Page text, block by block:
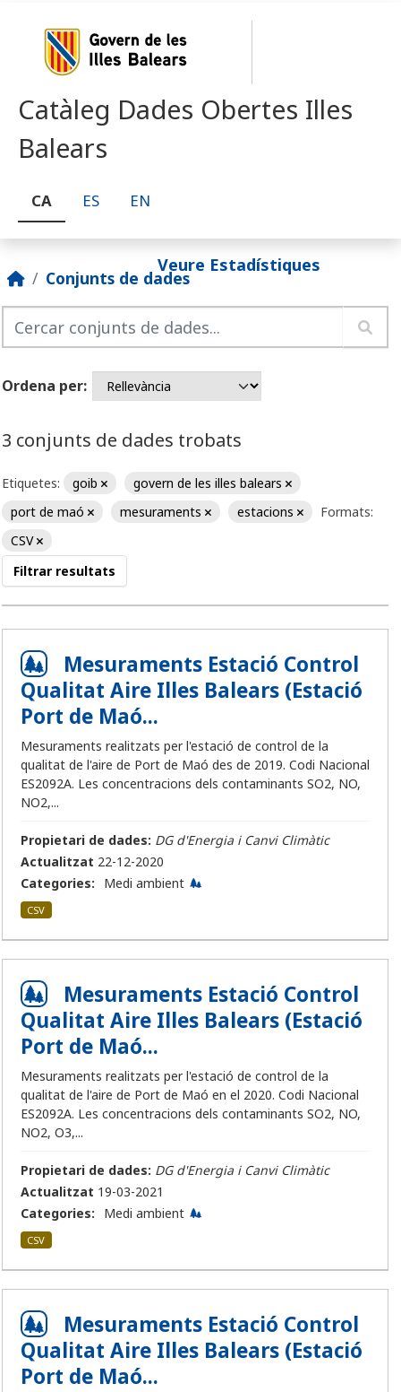
Catàleg Dades Obertes Illes
Balears
CA ES EN
Veure Estadístiques
Conjunts de dades
Ordena per
3 conjunts de dades trobats
Etiquetes: goib
govern de les illes balears
port de maó
mesuraments estacions
Formats:
CSV
Filtrar resultats
Mesuraments Estació Control
Qualitat Aire Illes Balears (Estació
Port de Maó...
Mesuraments realitzats per l'estació de control de la
qualitat de l'aire de Port de Maó des de 2019. Codi Nacional
ES2092A. Les concentracions dels contaminants SO2, NO,
NO2,...
Propietari de dades: DG d'Energia i Canvi Climàtic
Actualitzat 22-12-2020
Categories:
Medi ambient
CSV
Mesuraments Estació Control
Qualitat Aire Illes Balears (Estació
Port de Maó...
Mesuraments realitzats per l'estació de control de la
qualitat de l'aire de Port de Maó en el 2020. Codi Nacional
ES2092A. Les concentracions dels contaminants SO2, NO,
NO2, O3,...
Propietari de dades: DG d'Energia i Canvi Climàtic
Actualitzat 19-03-2021
Categories:
Medi ambient
CSV
Mesuraments Estació Control
Qualitat Aire Illes Balears (Estació
Port de Maó...